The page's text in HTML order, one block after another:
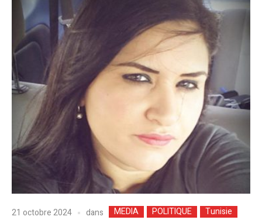
21 octobre 2024 dans MEDIA POLITIQUE Tunisie